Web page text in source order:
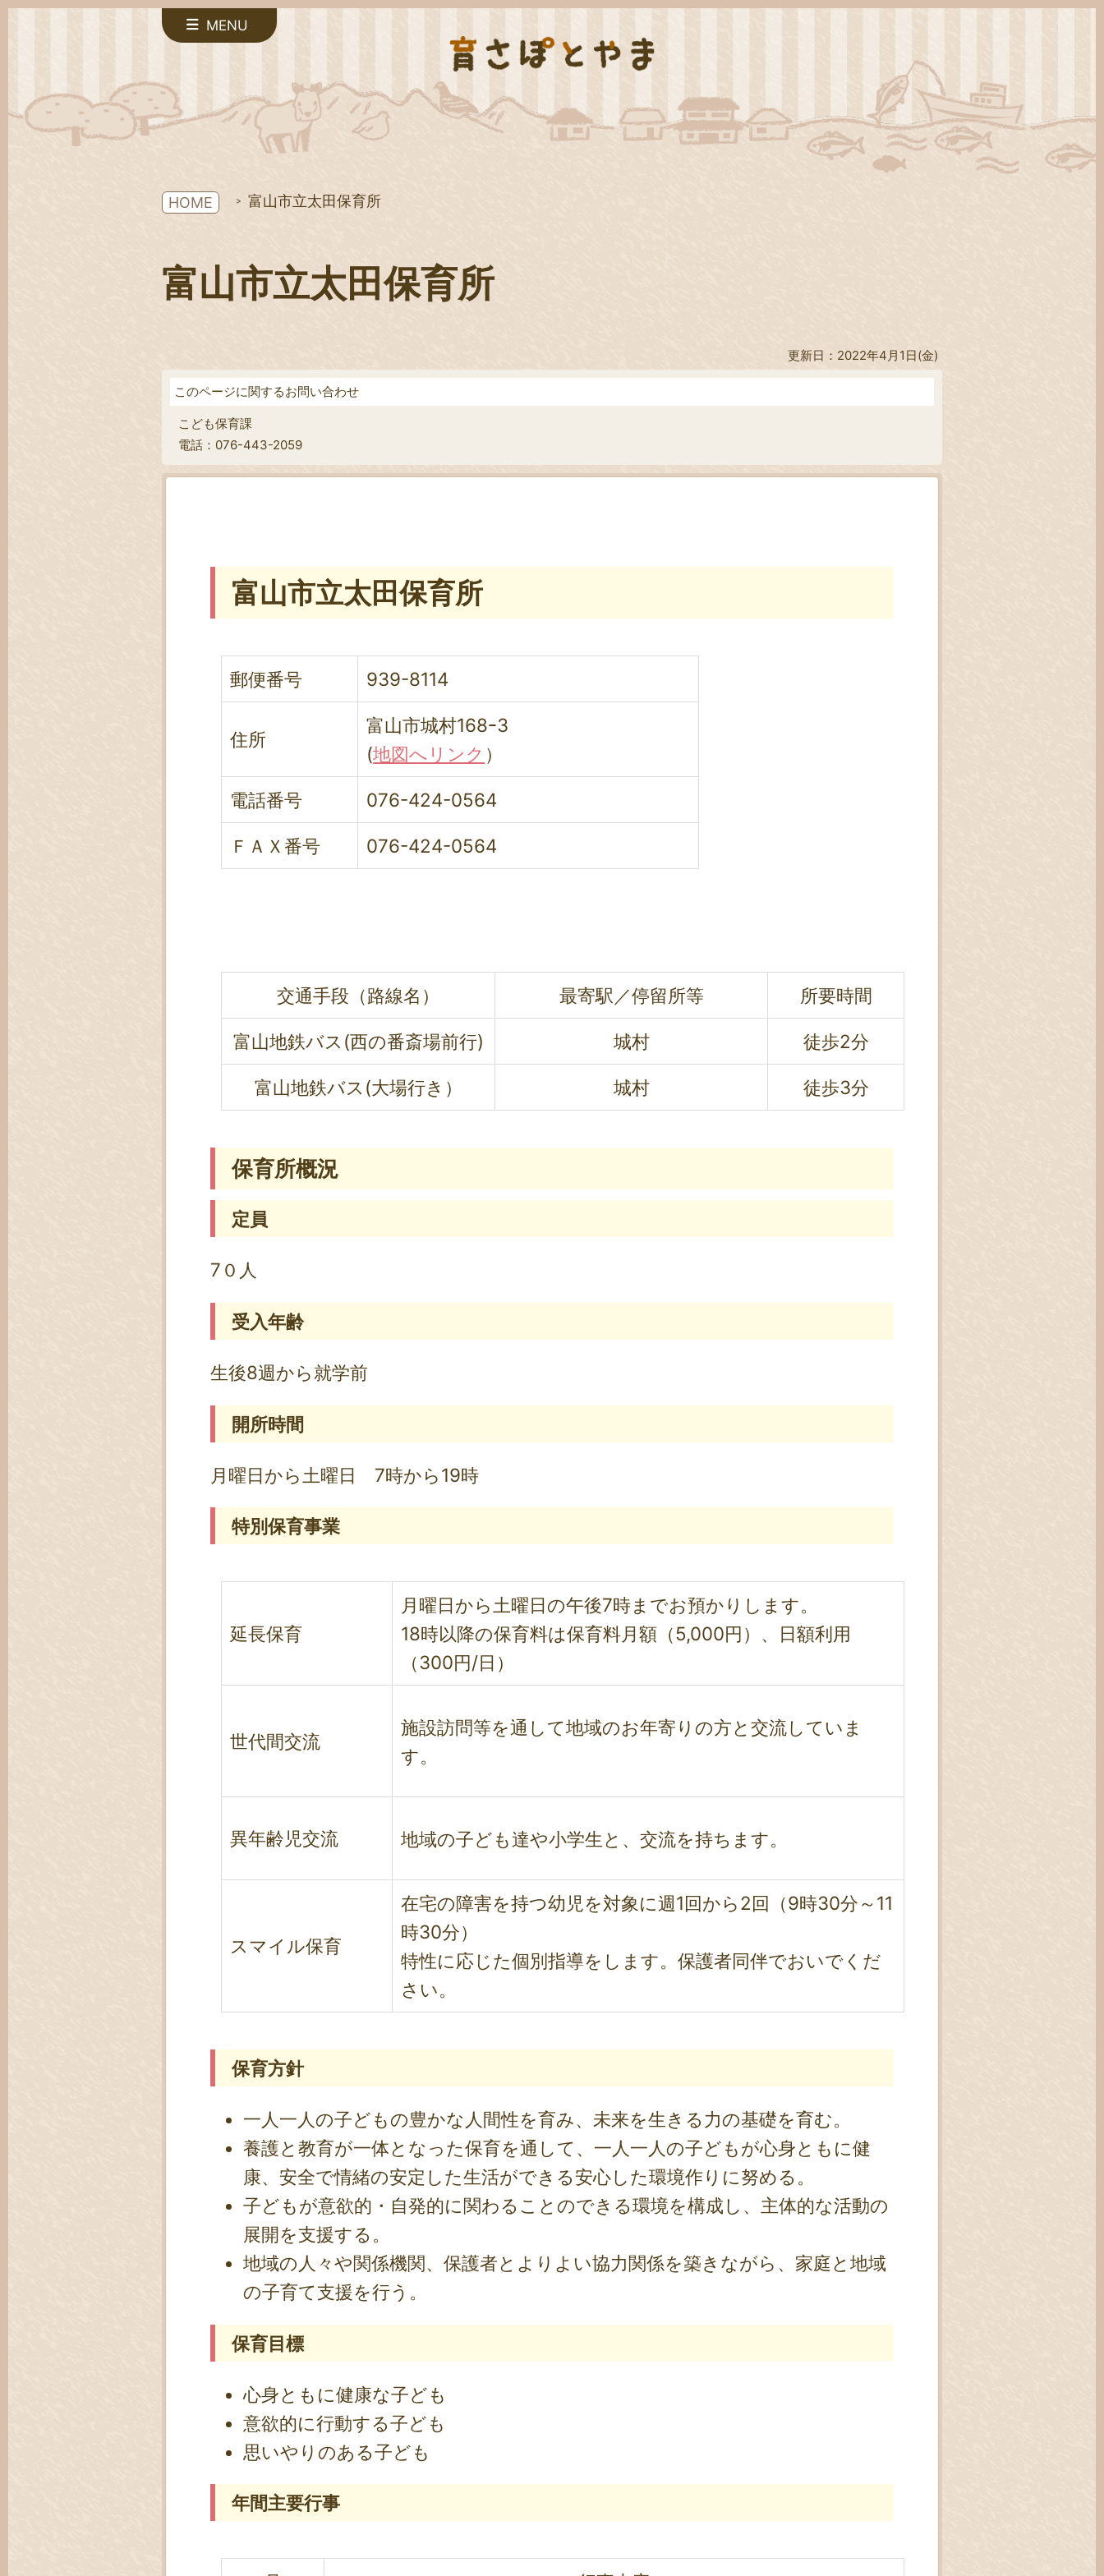
MENU
HOME 富山市立太田保育所
富山市立太田保育所
更新日：2022年4月1日(金)
このページに関するお問い合わせ
こども保育課
電話：076-443-2059
富山市立太田保育所
郵便番号 939-8114
住所
富山市城村168ｰ3
(地図へリンク ）
電話番号 076-424-0564
ＦＡＸ番号 076-424-0564
交通手段（路線名） 最寄駅／停留所等 所要時間
富山地鉄バス(西の番斎場前行) 城村 徒歩2分
富山地鉄バス(大場行き） 城村 徒歩3分
保育所概況
定員
7０人
受入年齢
生後8週から就学前
開所時間
月曜日から土曜日 7時から19時
特別保育事業
延長保育
月曜日から土曜日の午後7時までお預かりします。
18時以降の保育料は保育料月額（5,000円）、日額利用
（300円/日）
世代間交流
施設訪問等を通して地域のお年寄りの方と交流していま
す。
異年齢児交流 地域の子ども達や小学生と、交流を持ちます。
スマイル保育
在宅の障害を持つ幼児を対象に週1回から2回（9時30分～11
時30分）
特性に応じた個別指導をします。保護者同伴でおいでくだ
さい。
保育方針
一人一人の子どもの豊かな人間性を育み、未来を生きる力の基礎を育む。
養護と教育が一体となった保育を通して、一人一人の子どもが心身ともに健
康、安全で情緒の安定した生活ができる安心した環境作りに努める。
子どもが意欲的・自発的に関わることのできる環境を構成し、主体的な活動の
展開を支援する。
地域の人々や関係機関、保護者とよりよい協力関係を築きながら、家庭と地域
の子育て支援を行う。
保育目標
心身ともに健康な子ども
意欲的に行動する子ども
思いやりのある子ども
年間主要行事